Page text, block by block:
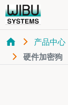
产品中心
硬件加密狗